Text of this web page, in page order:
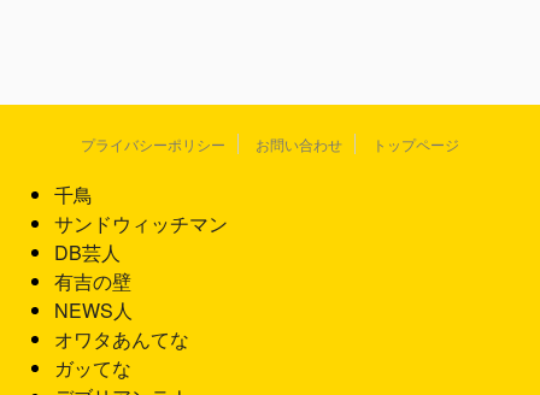
プライバシーポリシー お問い合わせ トップページ
千鳥
サンドウィッチマン
DB芸人
有吉の壁
NEWS人
オワタあんてな
ガッてな